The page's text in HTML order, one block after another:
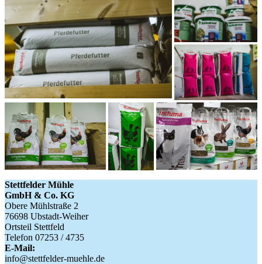
Stettfelder Mühle
GmbH & Co. KG
Obere Mühlstraße 2
76698 Ubstadt-Weiher
Ortsteil Stettfeld
Telefon 07253 / 4735
E-Mail:
info@stettfelder-muehle.de